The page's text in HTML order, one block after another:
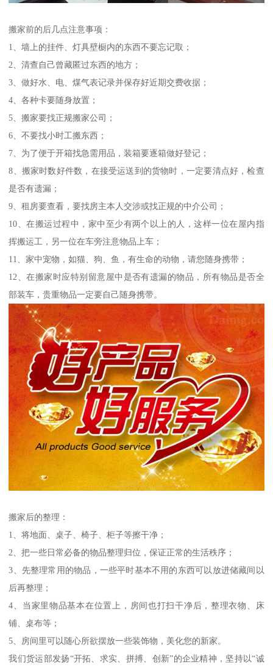
搬家前的后几点注意事项：
1、墙上的挂件、灯具壁橱内的东西不要忘记取；
2、清查自己曾藏匿过东西的地方；
3、做好水、电、煤气表记录并保存好近期交费收据；
4、各种卡要随身放置；
5、搬家要找正规搬家公司；
6、不要找小时工搬东西；
7、为了便于开箱找急需用品，装箱要逐箱做好登记；
8、搬家时数好件数，在接受运送到的货物时，一定要清点好，检查
是否有遗漏；
9、租房要查看，要找房主本人交涉或找正规的中介公司；
10、在搬运过程中，家中至少有两个以上的人，这样一位在屋内指
挥搬运工，另一位在车旁注意物品上车；
11、家中宠物，如猫、狗、鱼，有生命的动物，请您随身携带；
12、在搬家时应特别留意屋中是否有遗漏的物品，所有物品是否全
部装车，贵重物品一定要自己随身携带。
搬家后的整理：
1、将地面、桌子、椅子、柜子等擦干净；
2、把一些日常必备的物品整理归位，保证正常的生活秩序；
3、先整理常用的物品，一些平时基本不用的东西可以放进储藏间以
后再整理；
4、当家里物品基本在位置上，房间也打扫干净后，整理衣物、床
铺、桌布等；
5、房间里可以随心所欲摆放一些装饰物，美化您的新家。
我们货运部发扬“开拓、求实、拼搏、创新”的企业精神，坚持以“诚